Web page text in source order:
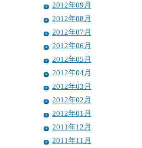
2012年09月
2012年08月
2012年07月
2012年06月
2012年05月
2012年04月
2012年03月
2012年02月
2012年01月
2011年12月
2011年11月